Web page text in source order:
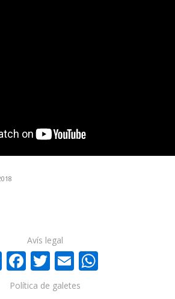
LinkedIn
Facebook
Twitter
Email
Política de galetes
Avís legal